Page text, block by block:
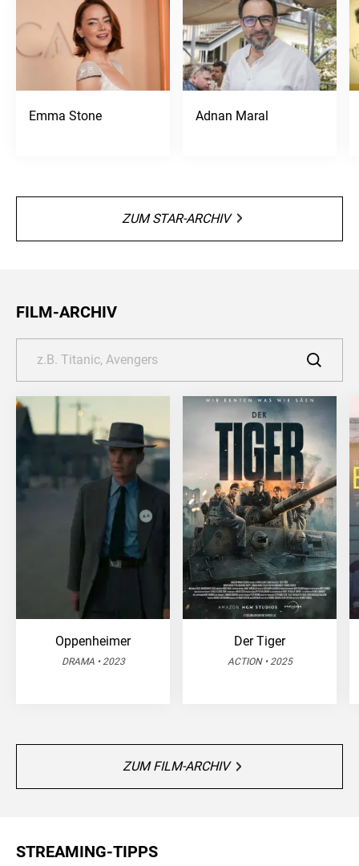
Emma Stone Adnan Maral
ZUM STAR-ARCHIV
FILM-ARCHIV
Oppenheimer
DRAMA • 2023
Der Tiger
ACTION • 2025
ZUM FILM-ARCHIV
STREAMING-TIPPS